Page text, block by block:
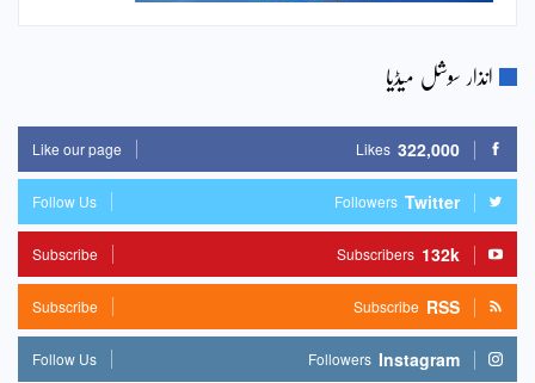
انذار سوشل میڈیا
322,000
Likes
Like our page
Twitter
Followers
Follow Us
132k
Subscribers
Subscribe
RSS
Subscribe
Subscribe
Instagram
Followers
Follow Us